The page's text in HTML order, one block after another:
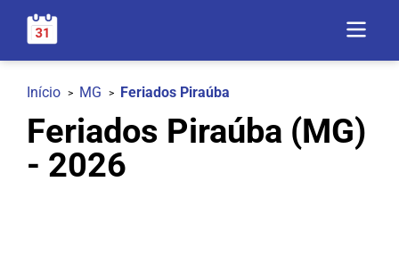
Início MG Feriados Piraúba
Feriados Piraúba (MG)
- 2026